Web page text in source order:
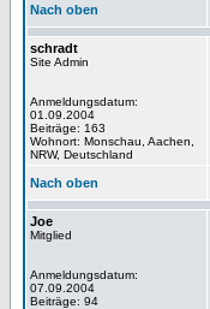
Nach oben
schradt
Site Admin
Anmeldungsdatum:
01.09.2004
Beiträge: 163
Wohnort: Monschau, Aachen,
NRW, Deutschland
Nach oben
Joe
Mitglied
Anmeldungsdatum:
07.09.2004
Beiträge: 94